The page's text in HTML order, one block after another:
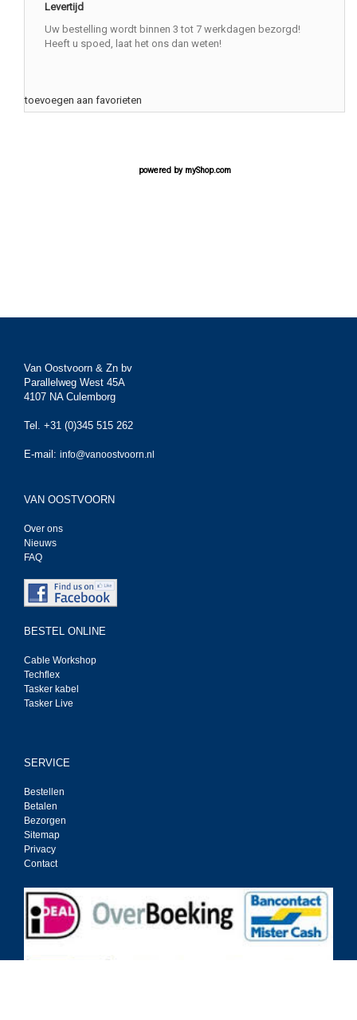
Levertijd
Uw bestelling wordt binnen 3 tot 7 werkdagen bezorgd!
Heeft u spoed, laat het ons dan weten!
toevoegen aan favorieten
powered by myShop.com
Van Oostvoorn & Zn bv
Parallelweg West 45A
4107 NA Culemborg
Tel. +31 (0)345 515 262
E-mail: info@vanoostvoorn.nl
VAN OOSTVOORN
Over ons
Nieuws
FAQ
BESTEL ONLINE
Cable Workshop
Techflex
Tasker kabel
Tasker Live
SERVICE
Bestellen
Betalen
Bezorgen
Sitemap
Privacy
Contact